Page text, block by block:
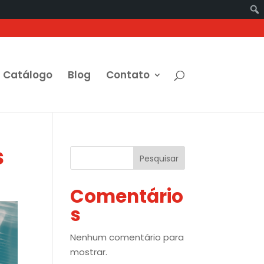
Catálogo Blog Contato
Pesquisar
Comentário
s
Nenhum comentário para
mostrar.